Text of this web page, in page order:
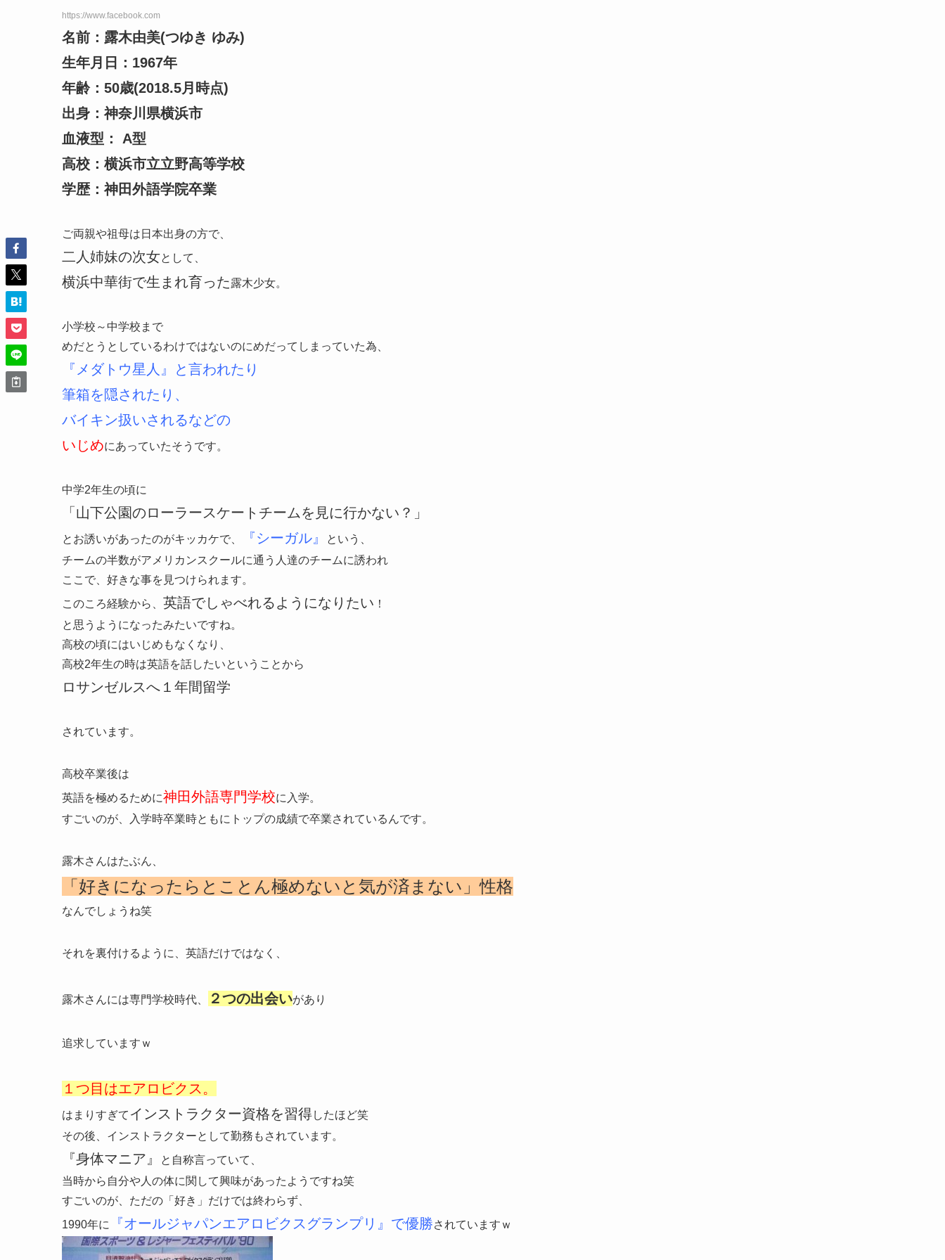
https://www.facebook.com
名前：露木由美(つゆき ゆみ)
生年月日：1967年
年齢：50歳(2018.5月時点)
出身：神奈川県横浜市
血液型： A型
高校：横浜市立立野高等学校
学歴：神田外語学院卒業
ご両親や祖母は日本出身の方で、
二人姉妹の次女として、
横浜中華街で生まれ育った露木少女。
小学校～中学校まで
めだとうとしているわけではないのにめだってしまっていた為、
『メダトウ星人』と言われたり
筆箱を隠されたり、
バイキン扱いされるなどの
いじめにあっていたそうです。
中学2年生の頃に
「山下公園のローラースケートチームを見に行かない？」
とお誘いがあったのがキッカケで、 『シーガル』
という、
チームの半数がアメリカンスクールに通う人達のチームに誘われ
ここで、好きな事を見つけられます。
このころ経験から、 英語でしゃべれるようになりたい ！
と思うようになったみたいですね。
高校の頃にはいじめもなくなり、
高校2年生の時は英語を話したいということから
ロサンゼルスへ１年間留学
されています。
高校卒業後は
英語を極めるために神田外語専門学校に入学。
すごいのが、入学時卒業時ともにトップの成績で卒業されているんです。
露木さんはたぶん、
「好きになったらとことん極めないと気が済まない」性格
なんでしょうね笑
それを裏付けるように、英語だけではなく、
露木さんには専門学校時代、 ２つの出会いがあり
追求していますｗ
１つ目はエアロビクス。
はまりすぎて インストラクター資格を習得したほど笑
その後、インストラクターとして勤務もされています。
『身体マニア』
と自称言っていて、
当時から自分や人の体に関して興味があったようですね笑
すごいのが、ただの「好き」だけでは終わらず、
1990年に
『オールジャパンエアロビクスグランプリ』で優勝されていますｗ